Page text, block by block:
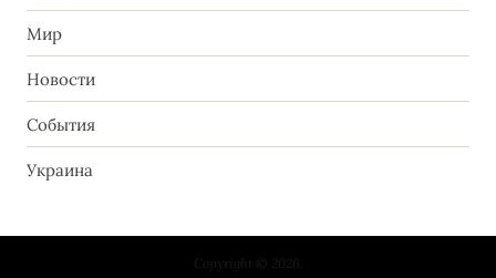
Мир
Новости
События
Украина
Copyright © 2026.